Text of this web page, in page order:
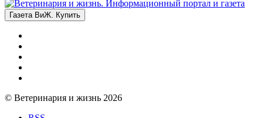
Газета ВиЖ. Купить
© Ветеринария и жизнь 2026